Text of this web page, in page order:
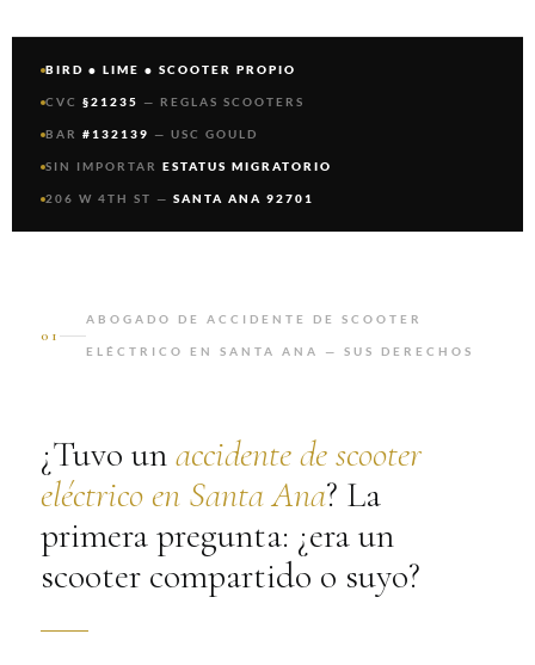
BIRD • LIME • SCOOTER PROPIO
CVC §21235 — REGLAS SCOOTERS
BAR #132139 — USC GOULD
SIN IMPORTAR ESTATUS MIGRATORIO
206 W 4TH ST — SANTA ANA 92701
01
ABOGADO DE ACCIDENTE DE SCOOTER
ELÉCTRICO EN SANTA ANA — SUS DERECHOS
¿Tuvo unaccidente de scooter
eléctrico en Santa Ana? La
primera pregunta: ¿era un
scooter compartido o suyo?